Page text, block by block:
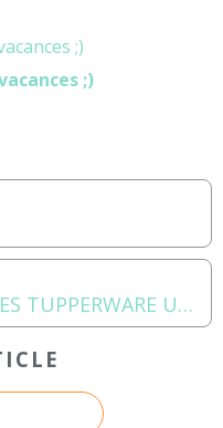
;)
SUPER PROMO DES MOULES TUPPERWARE UNIQUEMENT CETTE SEMAINE